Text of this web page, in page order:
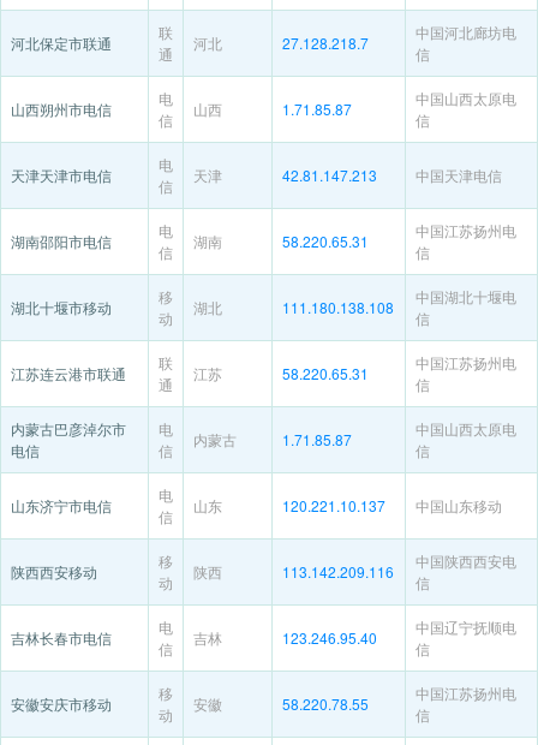
河北保定市联通
联
通
河北 27.128.218.7
中国河北廊坊电
信
山西朔州市电信
电
信
山西 1.71.85.87
中国山西太原电
信
天津天津市电信
电
信
天津 42.81.147.213 中国天津电信
湖南邵阳市电信
电
信
湖南 58.220.65.31
中国江苏扬州电
信
湖北十堰市移动
移
动
湖北 111.180.138.108
中国湖北十堰电
信
江苏连云港市联通
联
通
江苏 58.220.65.31
中国江苏扬州电
信
内蒙古巴彦淖尔市
电信
电
信
内蒙古 1.71.85.87
中国山西太原电
信
山东济宁市电信
电
信
山东 120.221.10.137 中国山东移动
陕西西安移动
移
动
陕西 113.142.209.116
中国陕西西安电
信
吉林长春市电信
电
信
吉林 123.246.95.40
中国辽宁抚顺电
信
安徽安庆市移动
移
动
安徽 58.220.78.55
中国江苏扬州电
信